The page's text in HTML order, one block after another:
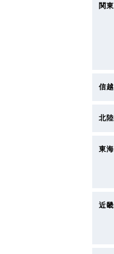
関東
信越
北陸
東海
近畿